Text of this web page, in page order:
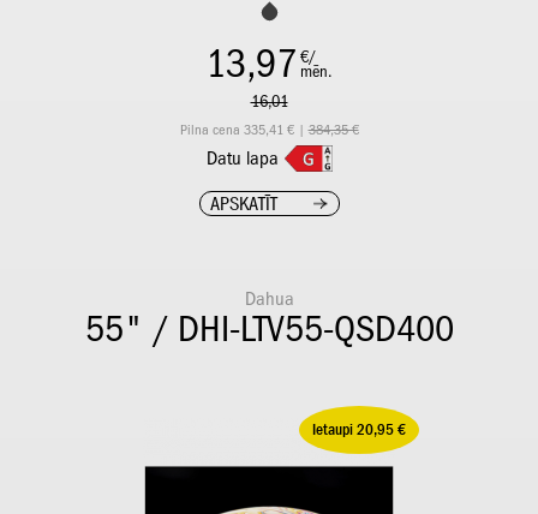
13,97 €/
mēn.
16,01
Pilna cena 335,41 € |384,35 €
Datu lapa
APSKATĪT
Dahua
55" / DHI-LTV55-QSD400
Ietaupi 20,95 €